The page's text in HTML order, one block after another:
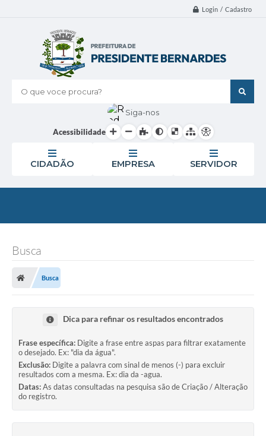
Login / Cadastro
O que voce procura?
Siga-nos
Acessibilidade
CIDADÃO EMPRESA SERVIDOR
Busca
Busca
Dica para refinar os resultados encontrados
Frase específica: Digite a frase entre aspas para filtrar exatamente
o desejado. Ex: "dia da água".
Exclusão: Digite a palavra com sinal de menos (-) para excluir
resultados com a mesma. Ex: dia da -agua.
Datas:As datas consultadas na pesquisa são de Criação / Alteração
do registro.